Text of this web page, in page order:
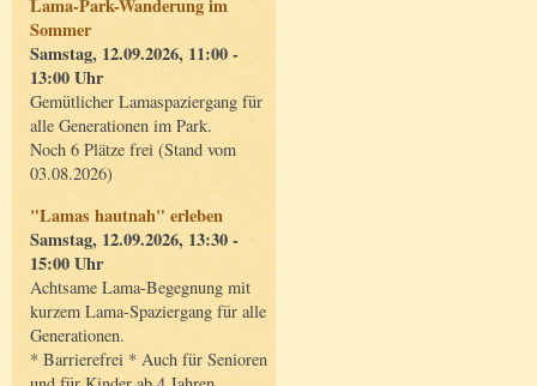
Lama-Park-Wanderung im
Sommer
Samstag, 12.09.2026, 11:00 -
13:00 Uhr
Gemütlicher Lamaspaziergang für
alle Generationen im Park.
Noch 6 Plätze frei (Stand vom
03.08.2026)
"Lamas hautnah" erleben
Samstag, 12.09.2026, 13:30 -
15:00 Uhr
Achtsame Lama-Begegnung mit
kurzem Lama-Spaziergang für alle
Generationen.
* Barrierefrei * Auch für Senioren